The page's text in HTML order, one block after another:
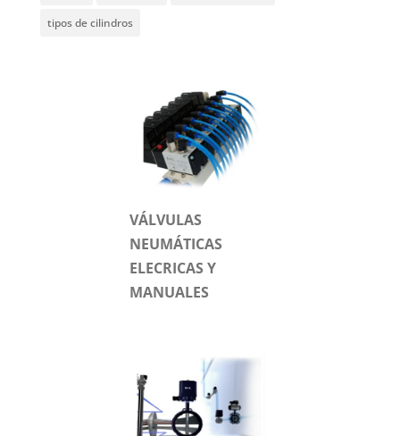
tipos de cilindros
VÁLVULAS
NEUMÁTICAS
ELECRICAS Y
MANUALES